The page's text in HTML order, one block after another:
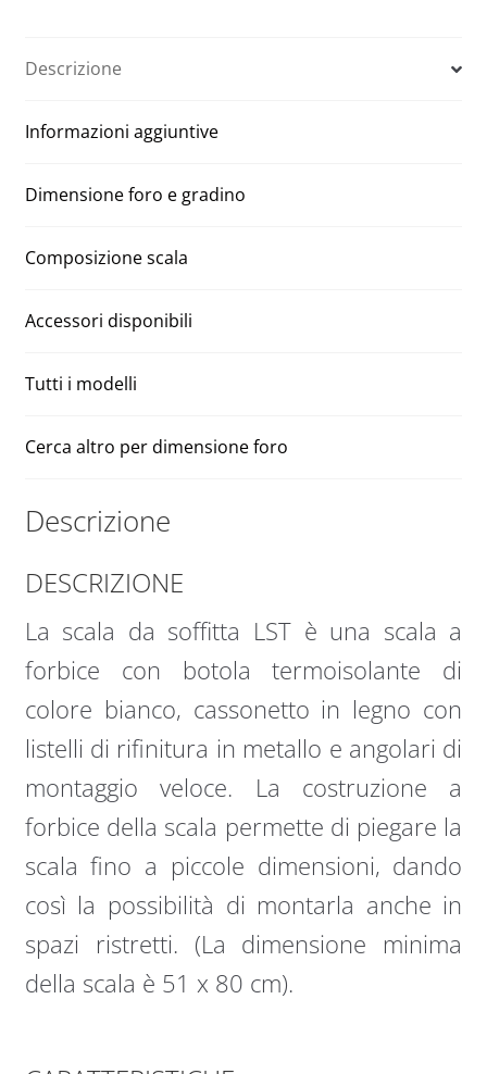
r
a
i
:
Descrizione
Informazioni aggiuntive
Dimensione foro e gradino
Composizione scala
Accessori disponibili
Tutti i modelli
Cerca altro per dimensione foro
Descrizione
DESCRIZIONE
La scala da soffitta LST è una scala a
forbice con botola termoisolante di
colore bianco, cassonetto in legno con
listelli di rifinitura in metallo e angolari di
montaggio veloce. La costruzione a
forbice della scala permette di piegare la
scala fino a piccole dimensioni, dando
così la possibilità di montarla anche in
spazi ristretti. (La dimensione minima
della scala è 51 x 80 cm).